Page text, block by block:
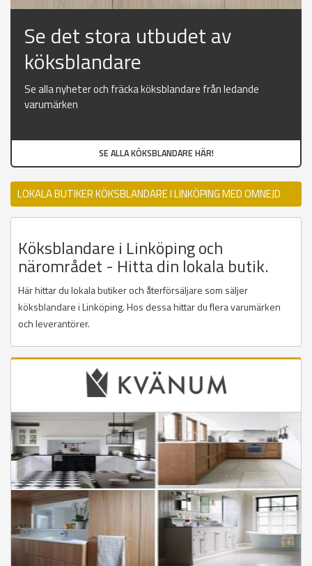
Se det stora utbudet av
köksblandare
Se alla nyheter och fräcka köksblandare från ledande
varumärken
SE ALLA KÖKSBLANDARE HÄR!
LOKALA BUTIKER KÖKSBLANDARE I LINKÖPING MED OMNEJD
Köksblandare i Linköping och
närområdet - Hitta din lokala butik.
Här hittar du lokala butiker och återförsäljare som säljer
köksblandare i Linköping. Hos dessa hittar du flera varumärken
och leverantörer.